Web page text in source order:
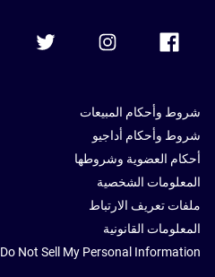
شروط وأحكام المبيعات
شروط وأحكام أداجيو
أحكام العضوية وشروطها
المعلومات الشخصية
ملفات تعريف الارتباط
المعلومات القانونية
Do Not Sell My Personal Information